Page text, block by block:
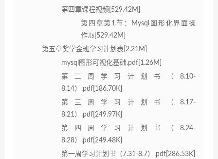
第四章课程视频[529.42M]
第四章第1节：Mysql图形化界面操
作.ts[529.42M]
第五章奖学金班学习计划表[2.21M]
mysql图形可视化基础.pdf[1.26M]
第二周学习计划书（8.10-
8.14）.pdf[186.70K]
第三周学习计划书（8.17-
8.21）.pdf[249.97K]
第四周学习计划书（8.24-
8.28）.pdf[249.48K]
第一周学习计划书（7.31-8.7）.pdf[286.53K]